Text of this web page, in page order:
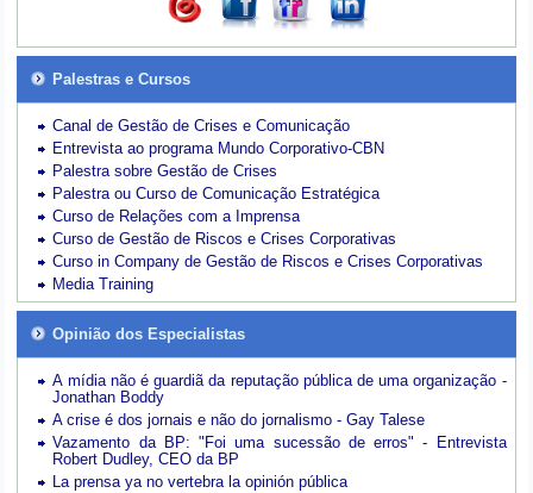
Palestras e Cursos
Canal de Gestão de Crises e Comunicação
Entrevista ao programa Mundo Corporativo-CBN
Palestra sobre Gestão de Crises
Palestra ou Curso de Comunicação Estratégica
Curso de Relações com a Imprensa
Curso de Gestão de Riscos e Crises Corporativas
Curso in Company de Gestão de Riscos e Crises Corporativas
Media Training
Opinião dos Especialistas
A mídia não é guardiã da reputação pública de uma organização -
Jonathan Boddy
A crise é dos jornais e não do jornalismo - Gay Talese
Vazamento da BP: "Foi uma sucessão de erros" - Entrevista
Robert Dudley, CEO da BP
La prensa ya no vertebra la opinión pública